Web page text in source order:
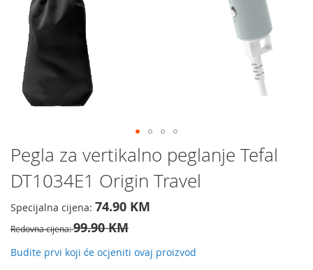
Preskočite
na
početak
galerije
slika
Pegla za vertikalno peglanje Tefal
DT1034E1 Origin Travel
Specijalna cijena 74.90 KM
Redovna cijena 99.90 KM
Budite prvi koji će ocjeniti ovaj proizvod